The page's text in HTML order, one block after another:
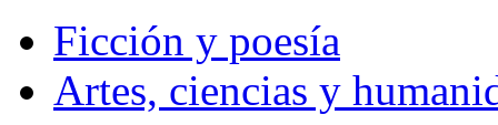
Ficción y poesía
Artes, ciencias y